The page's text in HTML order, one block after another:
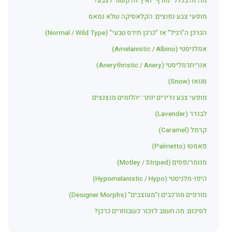
מופעי צבע נפוצים: הקלאסיקה שלא נמאס
הכרכן ה"רגיל" או "כרכן תירס טבעי" (Normal / Wild Type)
אמלניסטי (Amelanistic / Albino)
אנריתרמליסטי (Anerythristic / Anery)
סנואו (Snow)
מופעי צבע נדירים יותר: יהלומים מנצנצים
לבנדר (Lavender)
קרמל (Caramel)
פאמטו (Palmetto)
מנומר/פסים (Motley / Striped)
היפו-מלניסטי (Hypomelanistic / Hypo)
מורפים מורכבים ו"מעוצבים" (Designer Morphs)
לסיכום: מה חשוב לזכור כשבוחרים כרכן?